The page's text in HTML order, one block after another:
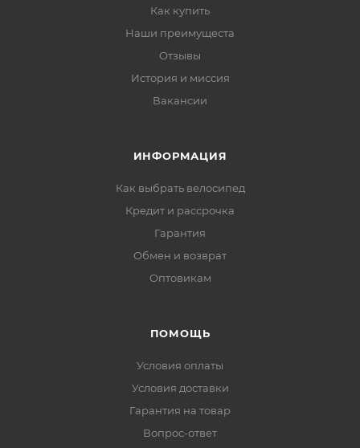
Как купить
Наши преимущеста
Отзывы
История и миссия
Вакансии
ИНФОРМАЦИЯ
Как выбрать велосипед
Кредит и рассрочка
Гарантия
Обмен и возврат
Оптовикам
ПОМОЩЬ
Условия оплаты
Условия доставки
Гарантия на товар
Вопрос-ответ